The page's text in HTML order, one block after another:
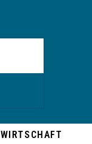
WIRTSCHAFT